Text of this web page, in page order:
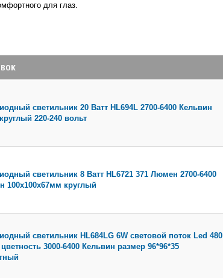
для глаз.
светильник 20 Ватт HL694L 2700-6400 Кельвин
220-240 вольт
светильник 8 Ватт HL6721 371 Люмен 2700-6400
100х100х67мм круглый
светильник HL684LG 6W световой поток Led 480
3000-6400 Кельвин размер 96*96*35